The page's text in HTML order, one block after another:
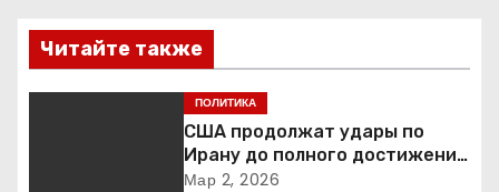
г
а
Читайте также
ПОЛИТИКА
США продолжат удары по
Ирану до полного достижения
целей — Трамп
Мар 2, 2026